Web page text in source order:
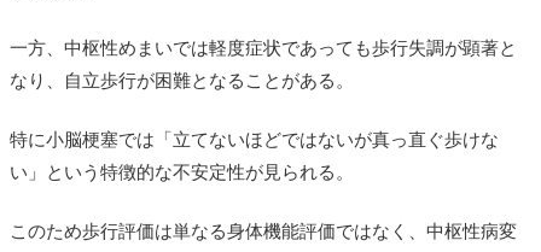
一方、中枢性めまいでは軽度症状であっても歩行失調が顕著と
なり、自立歩行が困難となることがある。
特に小脳梗塞では「立てないほどではないが真っ直ぐ歩けな
い」という特徴的な不安定性が見られる。
このため歩行評価は単なる身体機能評価ではなく、中枢性病変